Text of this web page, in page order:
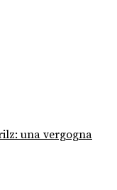
una vergogna